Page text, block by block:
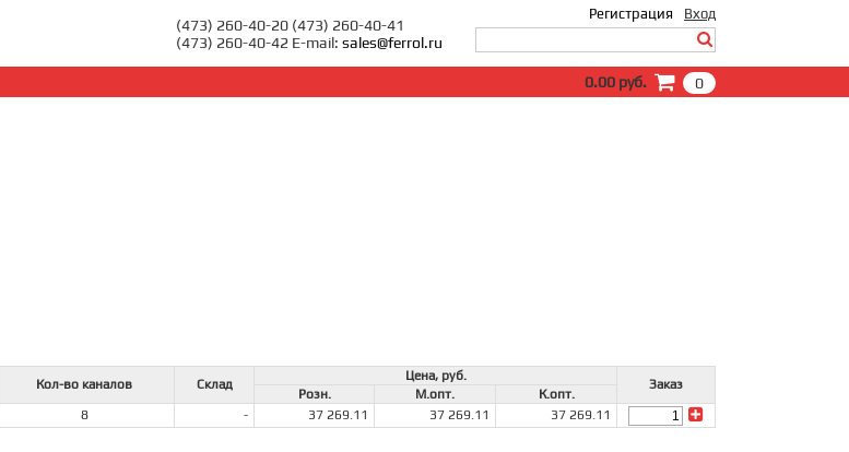
Вход
Регистрация
(473) 260-40-20 (473) 260-40-41
(473) 260-40-42 E-mail: sales@ferrol.ru
0
0.00 руб.
Кол-во каналов Склад
Цена, руб.
Заказ
Розн. М.опт.
К.опт.
8 - 37 269.11 37 269.11 37 269.11